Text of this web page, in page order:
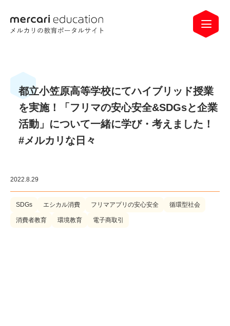
都立小笠原高等学校にてハイブリッド授業
を実施！「フリマの安心安全&SDGsと企業
活動」について一緒に学び・考えました！
#メルカリな日々
SDGs エシカル消費 フリマアプリの安心安全 循環型社会
消費者教育 環境教育 電子商取引
2022.8.29